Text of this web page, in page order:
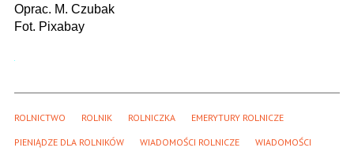
Oprac. M. Czubak
Fot. Pixabay
ROLNICTWO ROLNIK ROLNICZKA EMERYTURY ROLNICZE
PIENIĄDZE DLA ROLNIKÓW WIADOMOŚCI ROLNICZE WIADOMOŚCI